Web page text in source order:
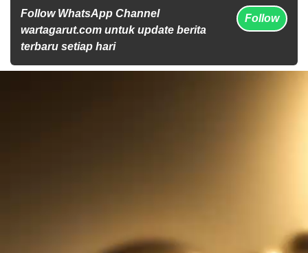
Follow WhatsApp Channel
wartagarut.com untuk update berita
terbaru setiap hari
Follow